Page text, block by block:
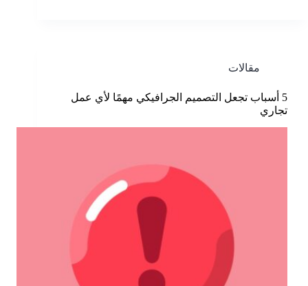
مقالات
5 أسباب تجعل التصميم الجرافيكي مهمًا لأي عمل
تجاري